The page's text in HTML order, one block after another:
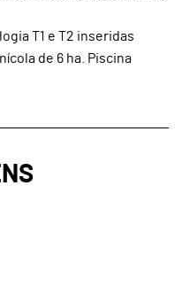
T1 e T2 inseridas
de 6 ha. Piscina